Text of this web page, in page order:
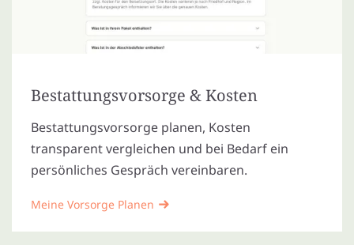
Bestattungsvorsorge & Kosten
Bestattungsvorsorge planen, Kosten
transparent vergleichen und bei Bedarf ein
persönliches Gespräch vereinbaren.
Meine Vorsorge Planen